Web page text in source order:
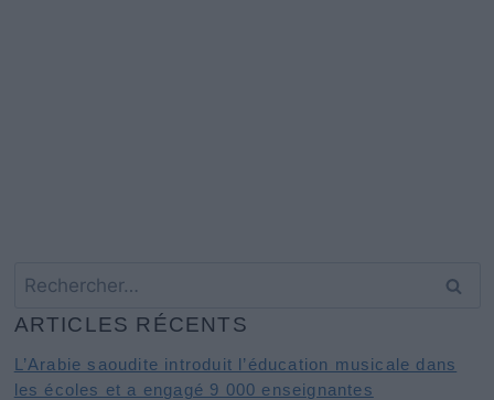
ARTICLES RÉCENTS
L’Arabie saoudite introduit l’éducation musicale dans
les écoles et a engagé 9 000 enseignantes